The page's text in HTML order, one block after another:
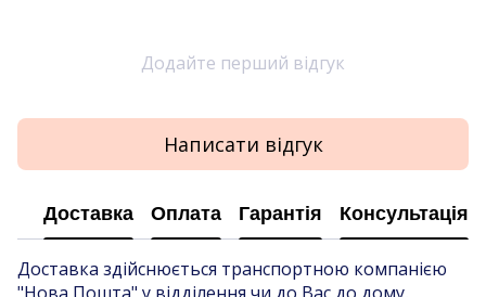
Додайте перший відгук
Написати відгук
Доставка Оплата Гарантія Консультація
Доставка здійснюється транспортною компанією